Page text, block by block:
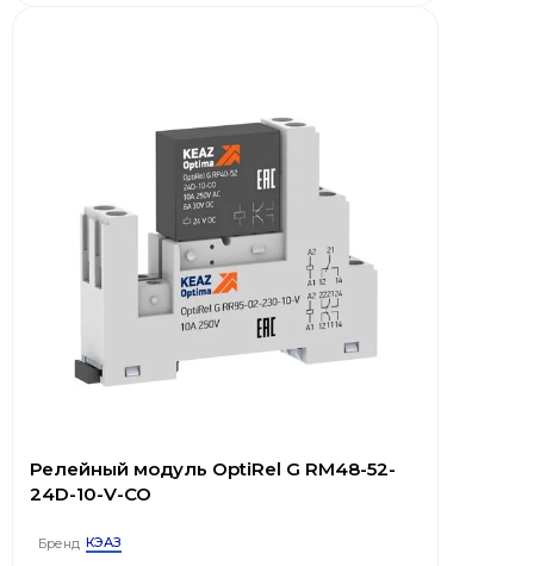
Релейный модуль OptiRel G RM48-52-
24D-10-V-CO
Бренд КЭАЗ